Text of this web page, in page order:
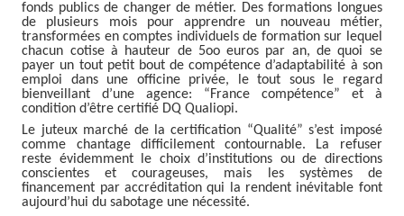
fonds publics de changer de métier. Des formations longues
de plusieurs mois pour apprendre un nouveau métier,
transformées en comptes individuels de formation sur lequel
chacun cotise à hauteur de 5oo euros par an, de quoi se
payer un tout petit bout de compétence d’adaptabilité à son
emploi dans une officine privée, le tout sous le regard
bienveillant d’une agence: “France compétence” et à
condition d’être certifié DQ Qualiopi.
Le juteux marché de la certification “Qualité” s’est imposé
comme chantage difficilement contournable. La refuser
reste évidemment le choix d’institutions ou de directions
conscientes et courageuses, mais les systèmes de
financement par accréditation qui la rendent inévitable font
aujourd’hui du sabotage une nécessité.